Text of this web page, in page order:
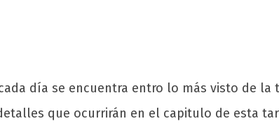
día se encuentra entro lo más visto de la
que ocurrirán en el capitulo de esta